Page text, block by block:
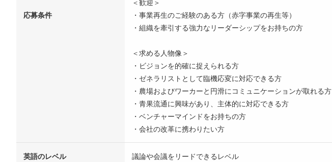
応募条件
＜歓迎＞
・事業再生のご経験のある方（赤字事業の再生等）
・組織を牽引する強力なリーダーシップをお持ちの方
＜求める人物像＞
・ビジョンを的確に捉えられる方
・ゼネラリストとして臨機応変に対応できる方
・農場およびワーカーと円滑にコミュニケーションが取れる方
・青果流通に興味があり、主体的に対応できる方
・ベンチャーマインドをお持ちの方
・会社の改革に携わりたい方
英語のレベル 議論や会議をリードできるレベル